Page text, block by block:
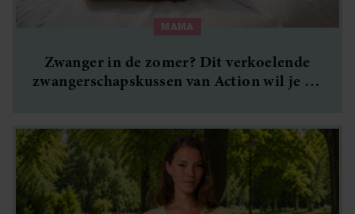
MAMA
Zwanger in de zomer? Dit verkoelende
zwangerschapskussen van Action wil je nú